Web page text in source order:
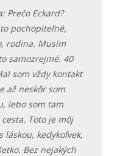
Prečo Eckard?
pochopiteľné,
rodina. Musím
samozrejmé. 40
som vždy kontakt
až neskôr som
lebo som tam
Toto je môj
láskou, kedykoľvek,
Bez nejakých